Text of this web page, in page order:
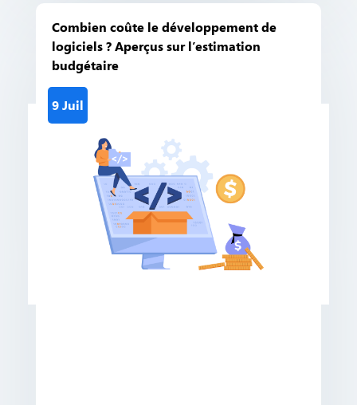
Combien coûte le développement de
logiciels ? Aperçus sur l’estimation
budgétaire
9 Juil